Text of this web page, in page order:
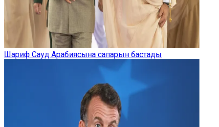
Шариф Сауд Арабиясына сапарын бастады